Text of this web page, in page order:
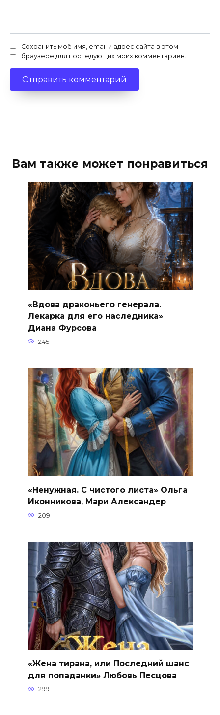
Сохранить моё имя, email и адрес сайта в этом
браузере для последующих моих комментариев.
Вам также может понравиться
«Вдова драконьего генерала.
Лекарка для его наследника»
Диана Фурсова
245
«Ненужная. С чистого листа» Ольга
Иконникова, Мари Александер
209
«Жена тирана, или Последний шанс
для попаданки» Любовь Песцова
299